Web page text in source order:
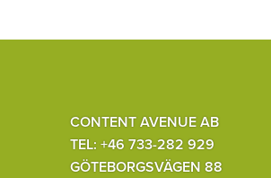
CONTENT AVENUE AB
TEL: +46 733-282 929
GÖTEBORGSVÄGEN 88